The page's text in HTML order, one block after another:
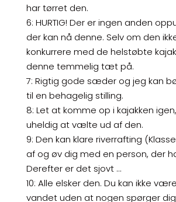
har tørret den.
6: HURTIG! Der er ingen anden
der kan nå denne. Selv om den
konkurrere med de helstøbte
denne temmelig tæt på.
7: Rigtig gode sæder og jeg kan
til en behagelig stilling.
8: Let at komme op i kajakken
uheldig at vælte ud af den.
9: Den kan klare riverrafting
af og øv dig med en person, der
Derefter er det sjovt …
10: Alle elsker den. Du kan ikke
vandet uden at nogen spørger